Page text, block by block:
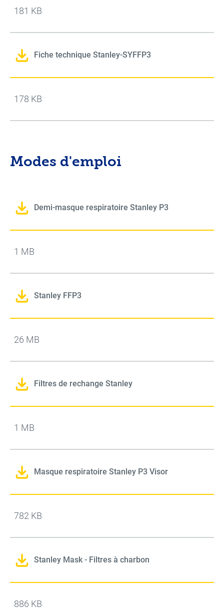
181 KB
Fiche technique Stanley-SYFFP3
178 KB
Modes d'emploi
Demi-masque respiratoire Stanley P3
1 MB
Stanley FFP3
26 MB
Filtres de rechange Stanley
1 MB
Masque respiratoire Stanley P3 Visor
782 KB
Stanley Mask - Filtres à charbon
886 KB